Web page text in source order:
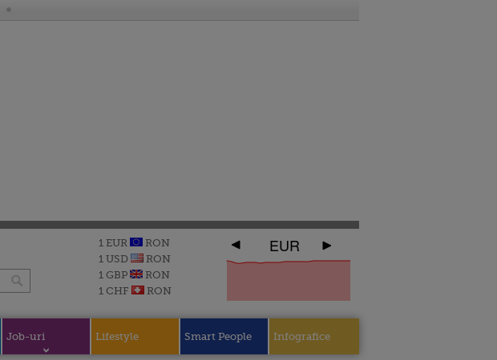
1 EUR
RON
1 USD
RON
1 GBP
RON
1 CHF
RON
EUR
Job-uri Lifestyle Smart People Infografice